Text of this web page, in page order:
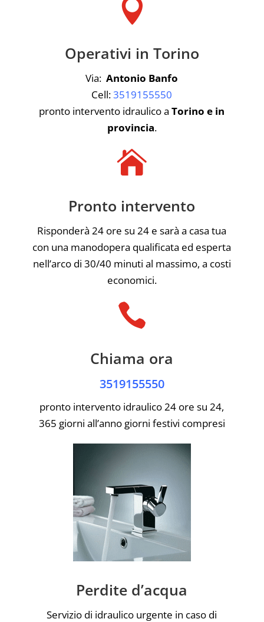

Operativi in Torino
Via: Antonio Banfo
Cell:3519155550
pronto intervento idraulico aTorino e in
provincia.

Pronto intervento
Risponderà 24 ore su 24 e sarà a casa tua
con una manodopera qualificata ed esperta
nell’arco di 30/40 minuti al massimo, a costi
economici.

Chiama ora
3519155550
pronto intervento idraulico 24 ore su 24,
365 giorni all’anno giorni festivi compresi
Perdite d’acqua
Servizio di idraulico urgente in caso di